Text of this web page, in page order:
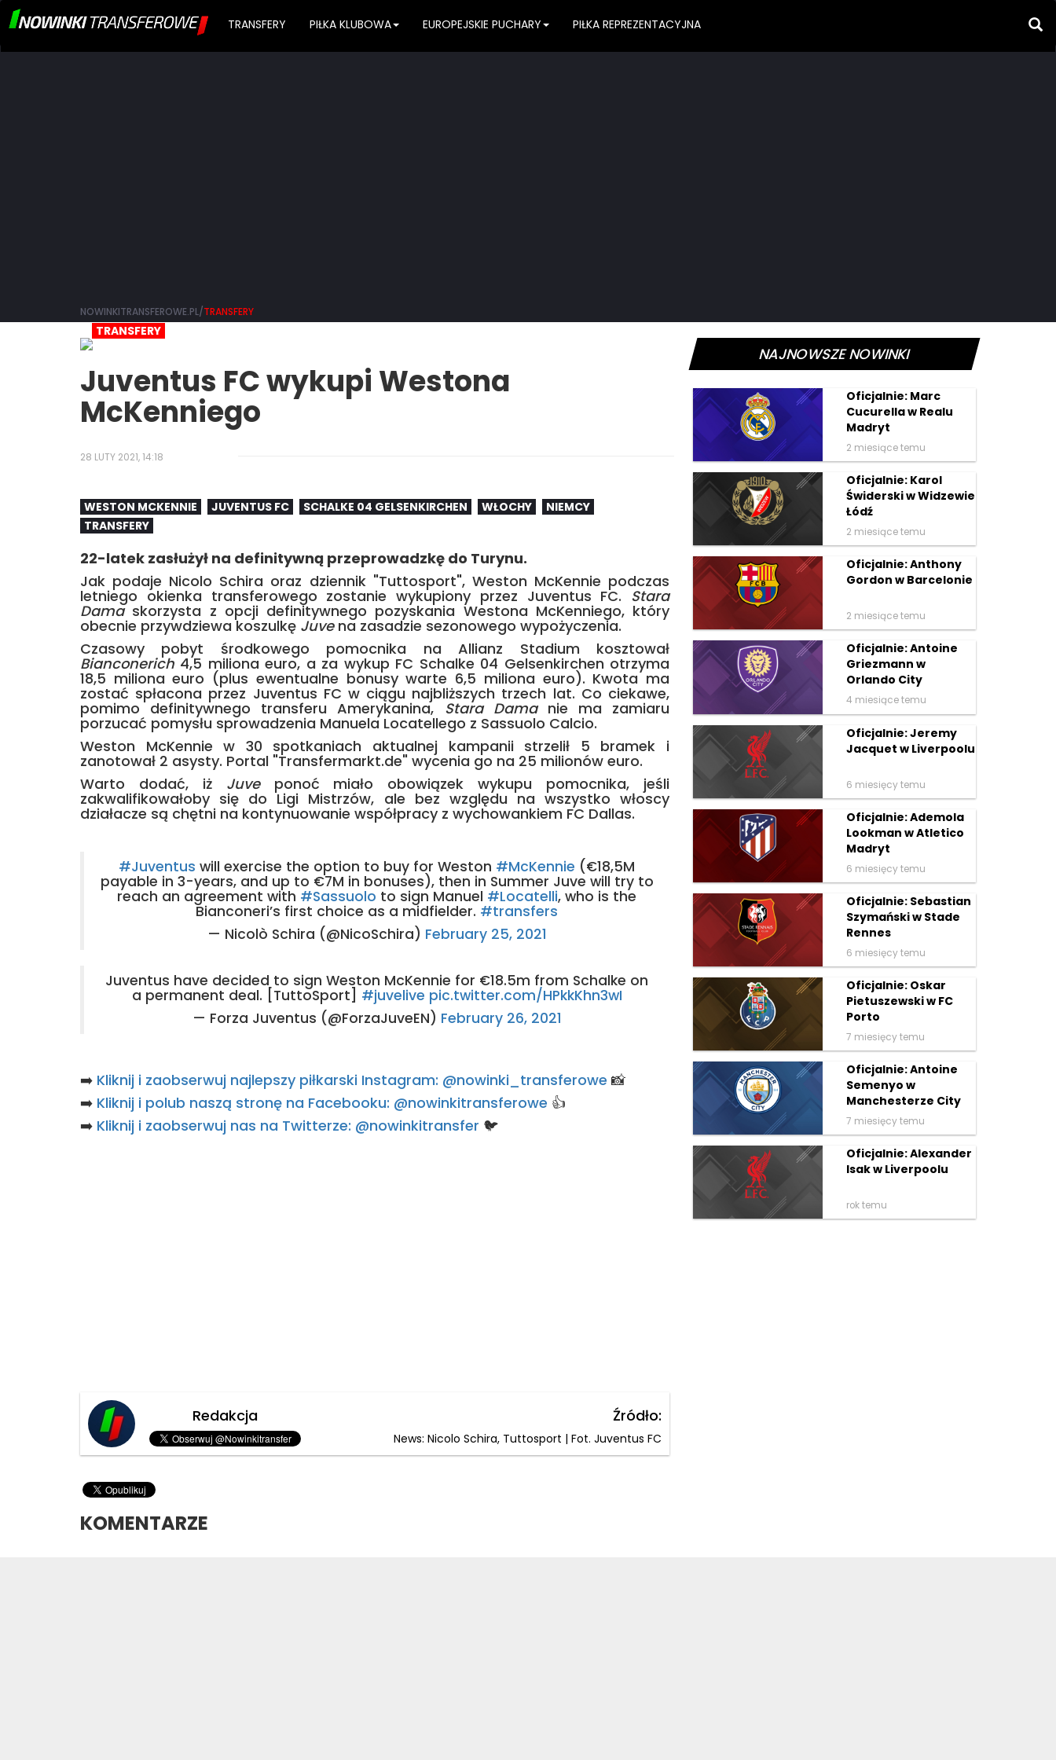
TRANSFERY PIŁKA KLUBOWA EUROPEJSKIE PUCHARY PIŁKA REPREZENTACYJNA
NOWINKITRANSFEROWE.PL/TRANSFERY
TRANSFERY
Juventus FC wykupi Westona
McKenniego
28 LUTY 2021, 14:18
WESTON MCKENNIE JUVENTUS FC SCHALKE 04 GELSENKIRCHEN WŁOCHY
NIEMCY
TRANSFERY
22-latek zasłużył na definitywną przeprowadzkę do Turynu.
Jak podaje Nicolo Schira oraz dziennik "Tuttosport", Weston McKennie podczas
letniego okienka transferowego zostanie wykupiony przez Juventus FC. Stara
Damaskorzysta z opcji definitywnego pozyskania Westona McKenniego, który
obecnie przywdziewa koszulkę Juvena zasadzie sezonowego wypożyczenia.
Czasowy pobyt środkowego pomocnika na Allianz Stadium kosztował
Bianconerich 4,5 miliona euro, a za wykup FC Schalke 04 Gelsenkirchen otrzyma
18,5 miliona euro (plus ewentualne bonusy warte 6,5 miliona euro). Kwota ma
zostać spłacona przez Juventus FC w ciągu najbliższych trzech lat. Co ciekawe,
pomimo definitywnego transferu Amerykanina, Stara Damanie ma zamiaru
porzucać pomysłu sprowadzenia Manuela Locatellego z Sassuolo Calcio.
Weston McKennie w 30 spotkaniach aktualnej kampanii strzelił 5 bramek i
zanotował 2 asysty. Portal "Transfermarkt.de" wycenia go na 25 milionów euro.
Warto dodać, iż Juveponoć miało obowiązek wykupu pomocnika, jeśli
zakwalifikowałoby się do Ligi Mistrzów, ale bez względu na wszystko włoscy
działacze są chętni na kontynuowanie współpracy z wychowankiem FC Dallas.
#Juventus will exercise the option to buy for Weston #McKennie (€18,5M
payable in 3-years, and up to €7M in bonuses), then in Summer Juve will try to
reach an agreement with #Sassuolo to sign Manuel #Locatelli, who is the
Bianconeri’s first choice as a midfielder. #transfers
— Nicolò Schira (@NicoSchira) February 25, 2021
Juventus have decided to sign Weston McKennie for €18.5m from Schalke on
a permanent deal. [TuttoSport] #juvelive pic.twitter.com/HPkkKhn3wI
— Forza Juventus (@ForzaJuveEN) February 26, 2021
➡️ Kliknij i zaobserwuj najlepszy piłkarski Instagram: @nowinki_transferowe 📸
➡️ Kliknij i polub naszą stronę na Facebooku: @nowinkitransferowe 👍
➡️ Kliknij i zaobserwuj nas na Twitterze: @nowinkitransfer 🐦
Redakcja Źródło:
News: Nicolo Schira, Tuttosport | Fot. Juventus FC
KOMENTARZE
NAJNOWSZE NOWINKI
Oficjalnie: Marc
Cucurella w Realu
Madryt
2 miesiące temu
Oficjalnie: Karol
Świderski w Widzewie
Łódź
2 miesiące temu
Oficjalnie: Anthony
Gordon w Barcelonie
2 miesiące temu
Oficjalnie: Antoine
Griezmann w
Orlando City
4 miesiące temu
Oficjalnie: Jeremy
Jacquet w Liverpoolu
6 miesięcy temu
Oficjalnie: Ademola
Lookman w Atletico
Madryt
6 miesięcy temu
Oficjalnie: Sebastian
Szymański w Stade
Rennes
6 miesięcy temu
Oficjalnie: Oskar
Pietuszewski w FC
Porto
7 miesięcy temu
Oficjalnie: Antoine
Semenyo w
Manchesterze City
7 miesięcy temu
Oficjalnie: Alexander
Isak w Liverpoolu
rok temu